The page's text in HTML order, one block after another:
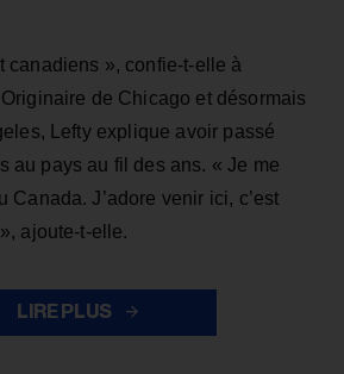
canadiens », confie-t-elle à
de Chicago et désormais
Lefty explique avoir passé
au pays au fil des ans. « Je me
Canada. J’adore venir ici, c’est
ajoute-t-elle.
LIRE PLUS